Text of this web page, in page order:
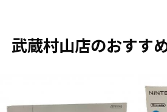
武蔵村山店のおすす